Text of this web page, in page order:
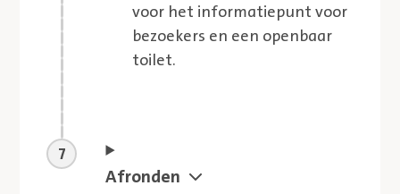
voor het informatiepunt voor
bezoekers en een openbaar
toilet.
Aankomende stap
Afronden